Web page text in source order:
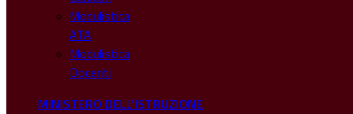
Modulistica
ATA
Modulistica
Docenti
MINISTERO DELL'ISTRUZIONE